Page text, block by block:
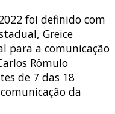
foi definido com
Greice
para a comunicação
Rômulo
de 7 das 18
da